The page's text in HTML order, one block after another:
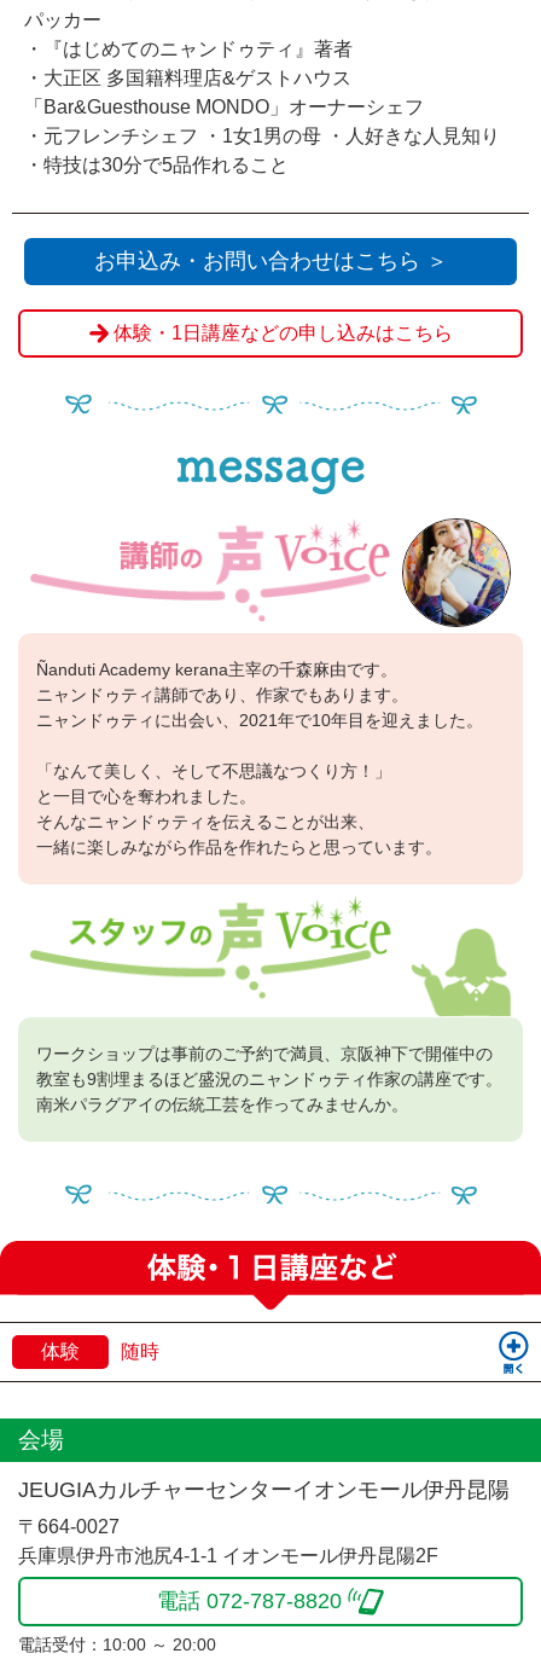
パッカー
・『はじめてのニャンドゥティ』著者
・大正区 多国籍料理店&ゲストハウス
「Bar&Guesthouse MONDO」オーナーシェフ
・元フレンチシェフ ・1女1男の母 ・人好きな人見知り
・特技は30分で5品作れること
お申込み・お問い合わせはこちら ＞
体験・1日講座などの申し込みはこちら
Ñanduti Academy kerana主宰の千森麻由です。
ニャンドゥティ講師であり、作家でもあります。
ニャンドゥティに出会い、2021年で10年目を迎えました。
「なんて美しく、そして不思議なつくり方！」
と一目で心を奪われました。
そんなニャンドゥティを伝えることが出来、
一緒に楽しみながら作品を作れたらと思っています。
ワークショップは事前のご予約で満員、京阪神下で開催中の
教室も9割埋まるほど盛況のニャンドゥティ作家の講座です。
南米パラグアイの伝統工芸を作ってみませんか。
体験 随時
会場
JEUGIAカルチャーセンターイオンモール伊丹昆陽
〒664-0027
兵庫県伊丹市池尻4-1-1 イオンモール伊丹昆陽2F
電話 072-787-8820
電話受付：10:00 ～ 20:00